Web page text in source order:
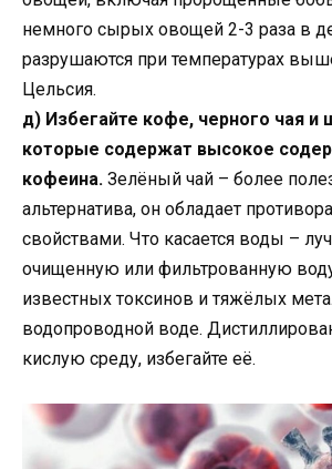
немного сырых овощей 2-3 раза в
разрушаются при температурах
Цельсия.
д) Избегайте кофе, черного чая и
которые содержат высокое
кофеина. Зелёный чай – более
альтернатива, он обладает
свойствами. Что касается воды –
очищенную или фильтрованную
известных токсинов и тяжёлых
водопроводной воде.
кислую среду, избегайте её.